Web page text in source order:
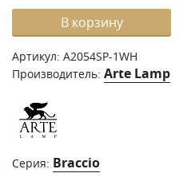
В корзину
Артикул: A2054SP-1WH
Производитель: Arte Lamp
Серия: Braccio